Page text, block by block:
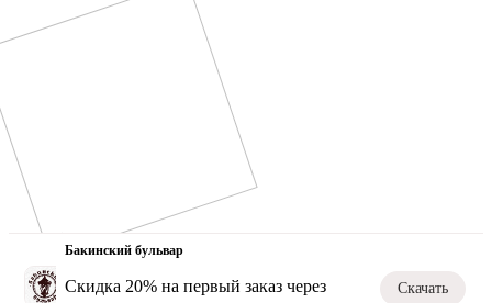
Бакинский бульвар
Скидка 20% на первый заказ через
Скачать